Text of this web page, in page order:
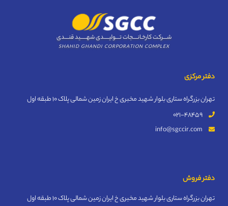
شــــرکت کارخـانــــجات تــــولیـــــدی شهــــــید قنــــدی
SHAHID GHANDI CORPORATION COMPLEX
دفتر مرکزی
تهران بزرگراه ستاری بلوار شهید مخبری خ ایران زمین شمالی پلاک 10 طبقه اول
دفتر فروش
تهران بزرگراه ستاری بلوار شهید مخبری خ ایران زمین شمالی پلاک 10 طبقه اول